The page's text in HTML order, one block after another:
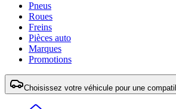
Pneus
Roues
Freins
Pièces auto
Marques
Promotions
Choisissez votre véhicule pour une